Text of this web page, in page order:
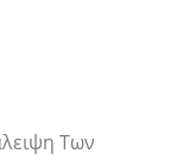
Των